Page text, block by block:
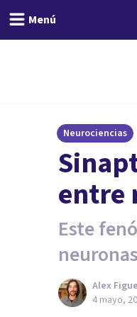
Menú
Neurociencias
entre
Este
Alex
4 mayo,